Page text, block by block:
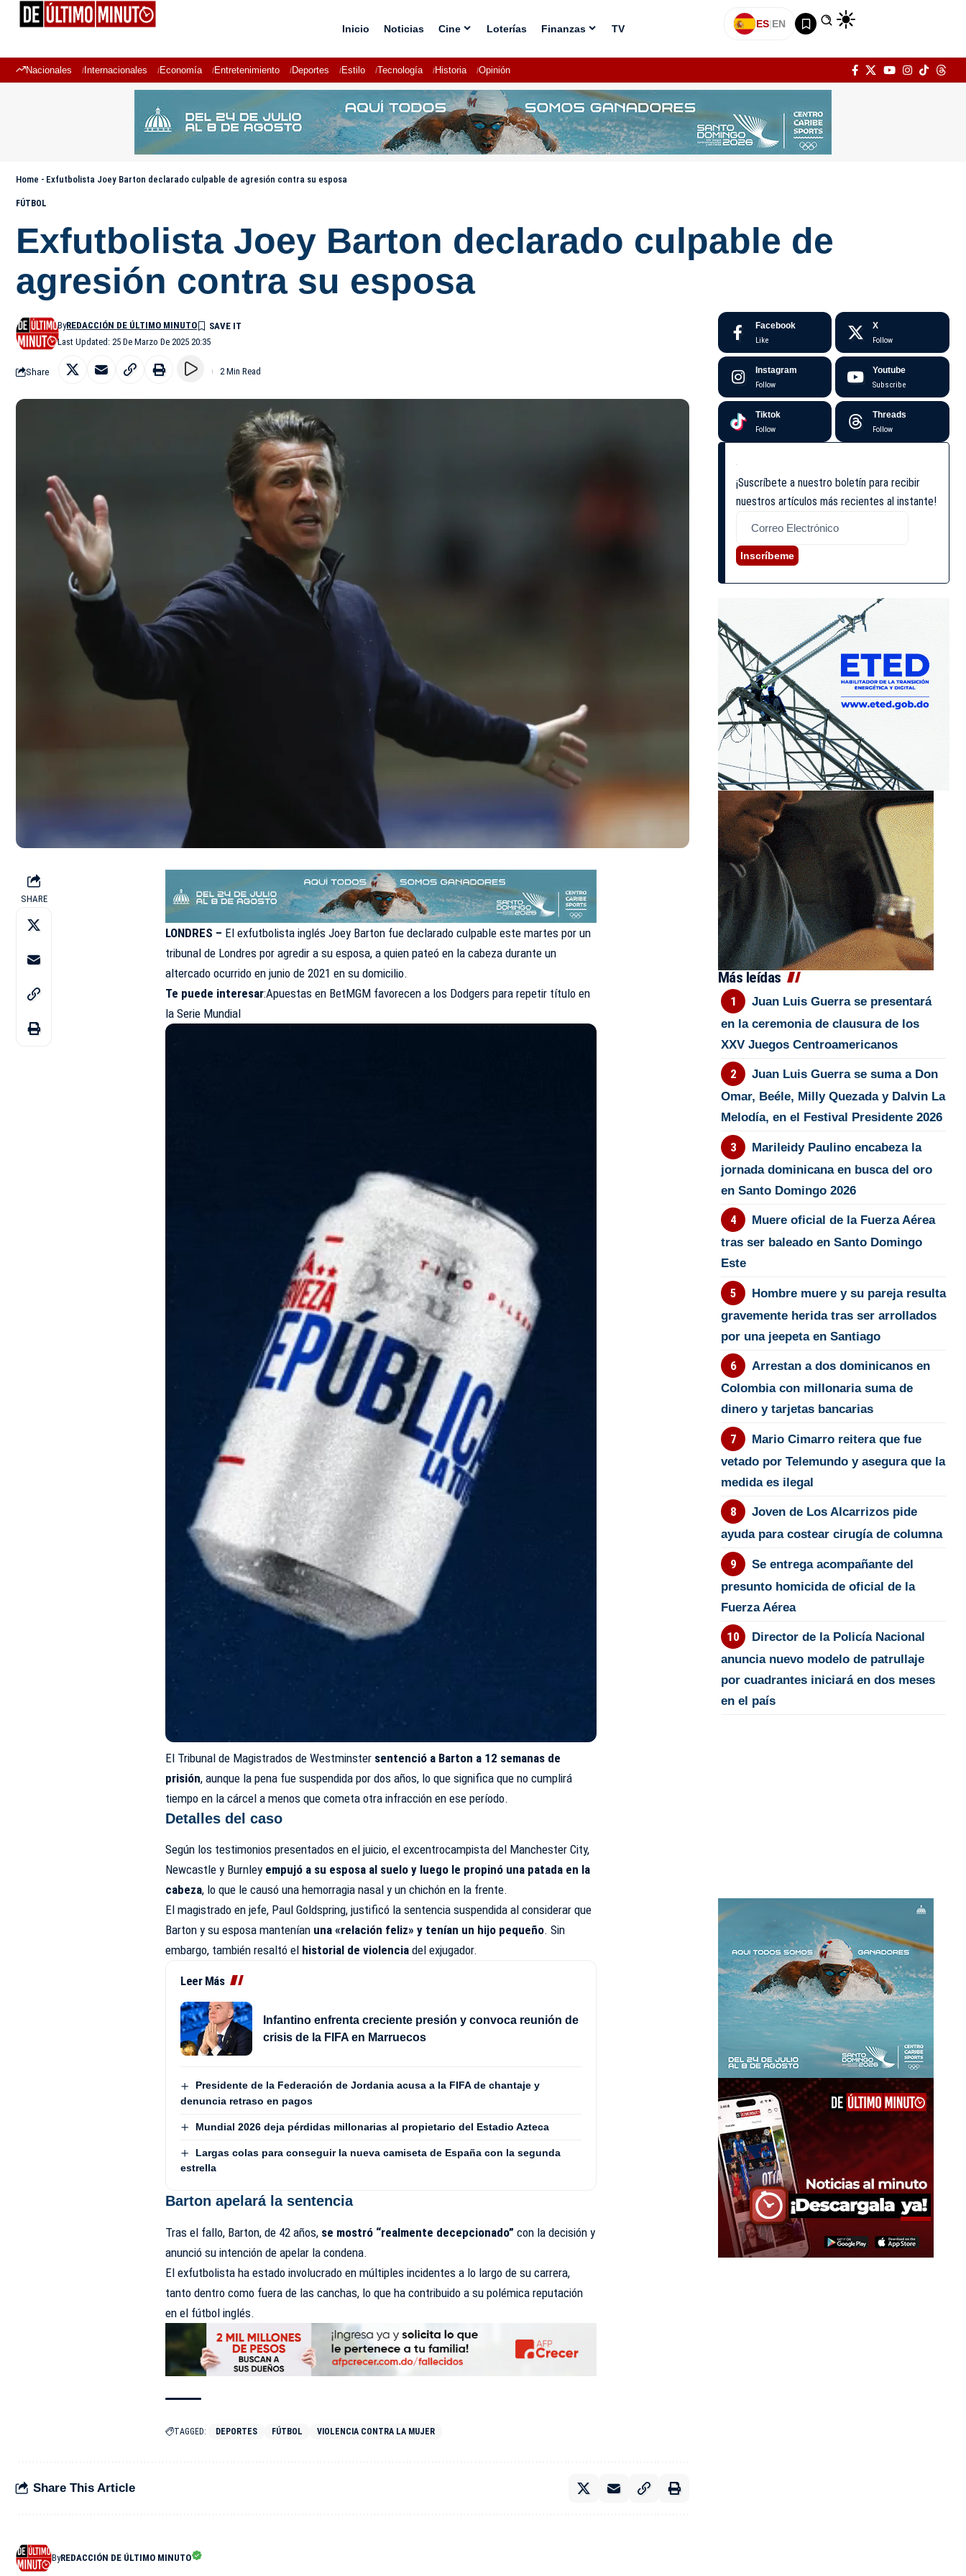
Inicio Noticias Cine Loterías Finanzas TV ES|EN
Nacionales Internacionales Economía Entretenimiento Deportes Estilo Tecnología Historia Opinión
Home - Exfutbolista Joey Barton declarado culpable de agresión contra su esposa
FÚTBOL
Exfutbolista Joey Barton declarado culpable de
agresión contra su esposa
Last Updated: 25 De Marzo De 2025 20:35
ByREDACCIÓN DE ÚLTIMO MINUTO
Share 2 Min Read
SHARE
LONDRES – El exfutbolista inglés Joey Barton fue declarado culpable este martes por un
tribunal de Londres por agredir a su esposa, a quien pateó en la cabeza durante un
altercado ocurrido en junio de 2021 en su domicilio.
Te puede interesar:Apuestas en BetMGM favorecen a los Dodgers para repetir título en
la Serie Mundial
El Tribunal de Magistrados de Westminster sentenció a Barton a 12 semanas de
prisión, aunque la pena fue suspendida por dos años, lo que significa que no cumplirá
tiempo en la cárcel a menos que cometa otra infracción en ese período.
Detalles del caso
Según los testimonios presentados en el juicio, el excentrocampista del Manchester City,
Newcastle y Burnley empujó a su esposa al suelo y luego le propinó una patada en la
cabeza, lo que le causó una hemorragia nasal y un chichón en la frente.
El magistrado en jefe, Paul Goldspring, justificó la sentencia suspendida al considerar que
Barton y su esposa mantenían una «relación feliz» y tenían un hijo pequeño. Sin
embargo, también resaltó el historial de violencia del exjugador.
Leer Más
Infantino enfrenta creciente presión y convoca reunión de
crisis de la FIFA en Marruecos
Presidente de la Federación de Jordania acusa a la FIFA de chantaje y
denuncia retraso en pagos
Mundial 2026 deja pérdidas millonarias al propietario del Estadio Azteca
Largas colas para conseguir la nueva camiseta de España con la segunda
estrella
Barton apelará la sentencia
Tras el fallo, Barton, de 42 años, se mostró “realmente decepcionado” con la decisión y
anunció su intención de apelar la condena.
El exfutbolista ha estado involucrado en múltiples incidentes a lo largo de su carrera,
tanto dentro como fuera de las canchas, lo que ha contribuido a su polémica reputación
en el fútbol inglés.
TAGGED: DEPORTES FÚTBOL VIOLENCIA CONTRA LA MUJER
Share This Article
ByREDACCIÓN DE ÚLTIMO MINUTO
Facebook
Like
X
Follow
Instagram
Follow
Youtube
Subscribe
Tiktok
Follow
Threads
Follow
¡Suscríbete a nuestro boletín para recibir
nuestros artículos más recientes al instante!
Inscríbeme
Más leídas
Juan Luis Guerra se presentará
en la ceremonia de clausura de los
XXV Juegos Centroamericanos
Juan Luis Guerra se suma a Don
Omar, Beéle, Milly Quezada y Dalvin La
Melodía, en el Festival Presidente 2026
Marileidy Paulino encabeza la
jornada dominicana en busca del oro
en Santo Domingo 2026
Muere oficial de la Fuerza Aérea
tras ser baleado en Santo Domingo
Este
Hombre muere y su pareja resulta
gravemente herida tras ser arrollados
por una jeepeta en Santiago
Arrestan a dos dominicanos en
Colombia con millonaria suma de
dinero y tarjetas bancarias
Mario Cimarro reitera que fue
vetado por Telemundo y asegura que la
medida es ilegal
Joven de Los Alcarrizos pide
ayuda para costear cirugía de columna
Se entrega acompañante del
presunto homicida de oficial de la
Fuerza Aérea
Director de la Policía Nacional
anuncia nuevo modelo de patrullaje
por cuadrantes iniciará en dos meses
en el país